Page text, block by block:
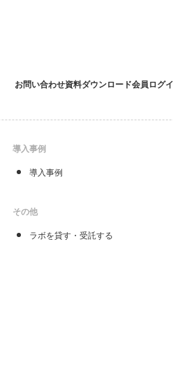
お問い合わせ資料ダウンロード会員ログ
導入事例
導入事例
その他
ラボを貸す・受託する